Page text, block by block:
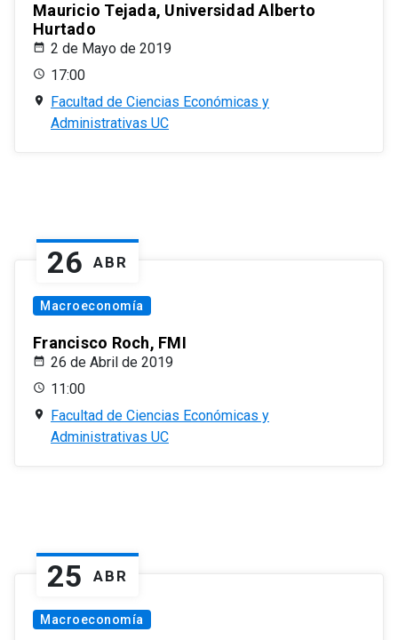
Mauricio Tejada, Universidad Alberto
Hurtado
2 de Mayo de 2019
17:00
Facultad de Ciencias Económicas y
Administrativas UC
26 ABR
Macroeconomía
Francisco Roch, FMI
26 de Abril de 2019
11:00
Facultad de Ciencias Económicas y
Administrativas UC
25 ABR
Macroeconomía